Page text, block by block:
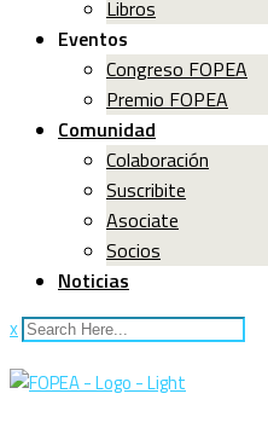
Libros
Eventos
Congreso FOPEA
Premio FOPEA
Comunidad
Colaboración
Suscribite
Asociate
Socios
Noticias
x